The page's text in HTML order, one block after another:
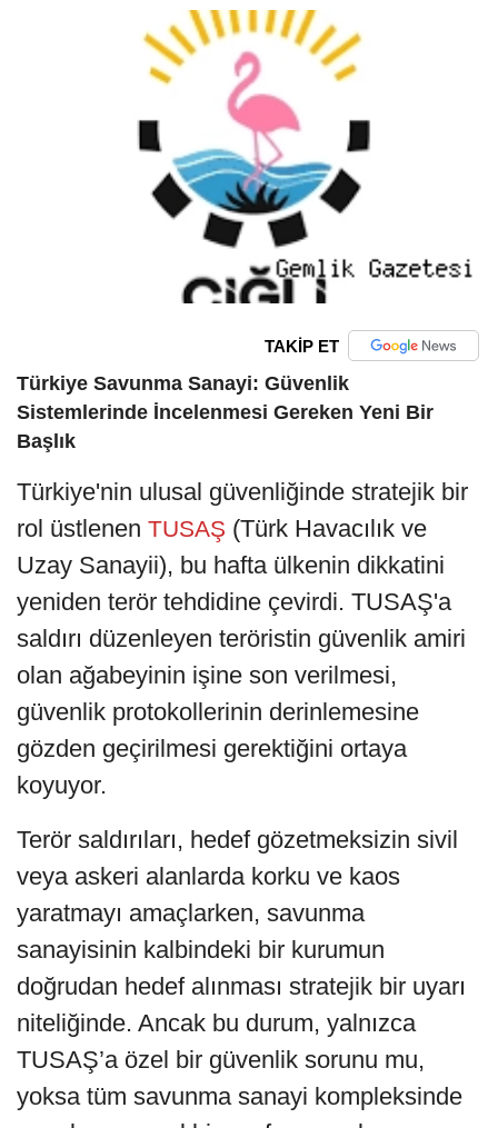
TAKİP ET
Türkiye Savunma Sanayi: Güvenlik
Sistemlerinde İncelenmesi Gereken Yeni Bir
Başlık
Türkiye'nin ulusal güvenliğinde stratejik bir
rol üstlenen TUSAŞ (Türk Havacılık ve
Uzay Sanayii), bu hafta ülkenin dikkatini
yeniden terör tehdidine çevirdi. TUSAŞ'a
saldırı düzenleyen teröristin güvenlik amiri
olan ağabeyinin işine son verilmesi,
güvenlik protokollerinin derinlemesine
gözden geçirilmesi gerektiğini ortaya
koyuyor.
Terör saldırıları, hedef gözetmeksizin sivil
veya askeri alanlarda korku ve kaos
yaratmayı amaçlarken, savunma
sanayisinin kalbindeki bir kurumun
doğrudan hedef alınması stratejik bir uyarı
niteliğinde. Ancak bu durum, yalnızca
TUSAŞ’a özel bir güvenlik sorunu mu,
yoksa tüm savunma sanayi kompleksinde